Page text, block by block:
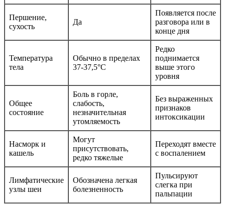
Першение,
сухость
Да
Появляется после
разговора или в
конце дня
Температура
тела
Обычно в пределах
37-37,5°C
Редко
поднимается
выше этого
уровня
Общее
состояние
Боль в горле,
слабость,
незначительная
утомляемость
Без выраженных
признаков
интоксикации
Насморк и
кашель
Могут
присутствовать,
редко тяжелые
Переходят вместе
с воспалением
Лимфатические
узлы шеи
Обозначена легкая
болезненность
Пульсируют
слегка при
пальпации